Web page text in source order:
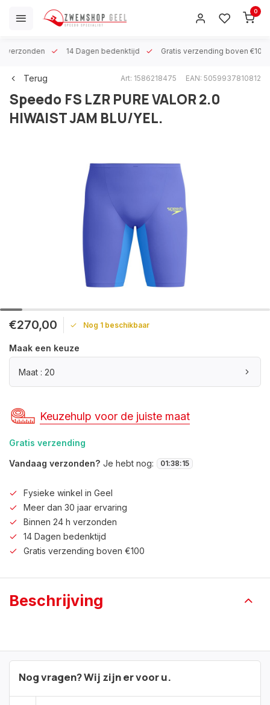
0
verzonden 14 Dagen bedenktijd Gratis verzending boven €100
Terug Art: 1586218475 EAN: 5059937810812
Speedo FS LZR PURE VALOR 2.0
HIWAIST JAM BLU/YEL.
€270,00 Nog 1 beschikbaar
Maak een keuze
Maat : 20
Keuzehulp voor de juiste maat
Gratis verzending
Vandaag verzonden? Je hebt nog: 01:38:15
Fysieke winkel in Geel
Meer dan 30 jaar ervaring
Binnen 24 h verzonden
14 Dagen bedenktijd
Gratis verzending boven €100
Beschrijving
Nog vragen? Wij zijn er voor u.